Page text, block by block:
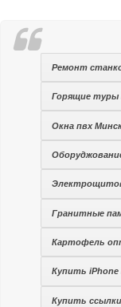
Ремонт
Горящие туры
Окна пвх
Гранитные
Картофель
Купить iPhone
Купить ссылки